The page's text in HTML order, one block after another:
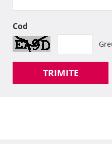
Cod
TRIMITE